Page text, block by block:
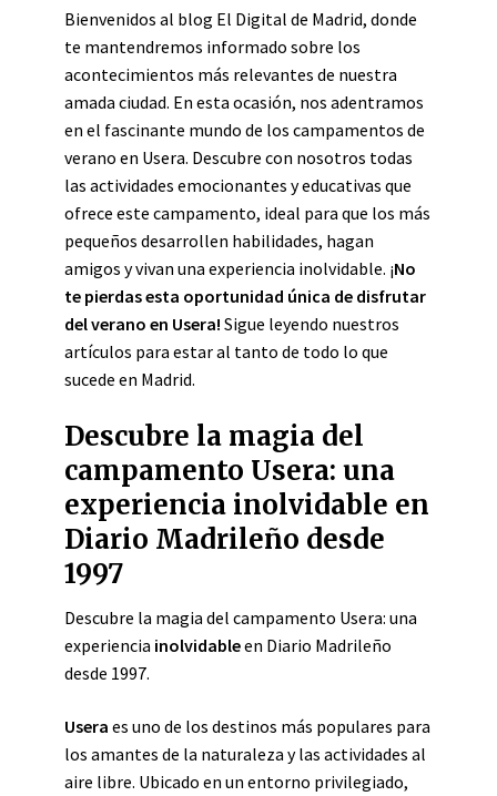
Bienvenidos al blog El Digital de Madrid, donde
te mantendremos informado sobre los
acontecimientos más relevantes de nuestra
amada ciudad. En esta ocasión, nos adentramos
en el fascinante mundo de los campamentos de
verano en Usera. Descubre con nosotros todas
las actividades emocionantes y educativas que
ofrece este campamento, ideal para que los más
pequeños desarrollen habilidades, hagan
amigos y vivan una experiencia inolvidable. ¡No
te pierdas esta oportunidad única de disfrutar
del verano en Usera! Sigue leyendo nuestros
artículos para estar al tanto de todo lo que
sucede en Madrid.
Descubre la magia del
campamento Usera: una
experiencia inolvidable en
Diario Madrileño desde
1997
Descubre la magia del campamento Usera: una
experiencia inolvidableen Diario Madrileño
desde 1997.
Usera es uno de los destinos más populares para
los amantes de la naturaleza y las actividades al
aire libre. Ubicado en un entorno privilegiado,